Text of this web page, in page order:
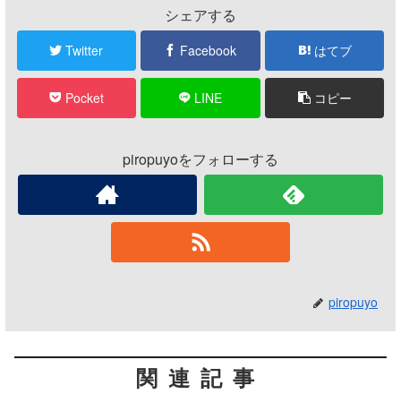
シェアする
Twitter Facebook はてブ
Pocket LINE コピー
piropuyoをフォローする
piropuyo
関連記事